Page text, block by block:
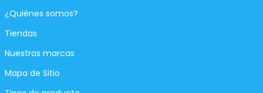
¿Quiénes somos?
Tiendas
Nuestras marcas
Mapa de Sitio